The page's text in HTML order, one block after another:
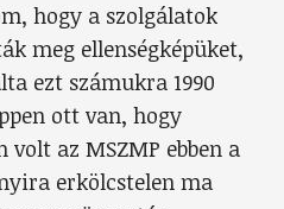
hogy a szolgálatok
meg ellenségképüket,
ezt számukra 1990
ott van, hogy
az MSZMP ebben a
erkölcstelen ma